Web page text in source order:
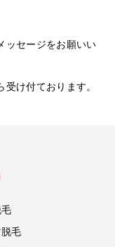
ッセージをお願いい
け付ております。
毛